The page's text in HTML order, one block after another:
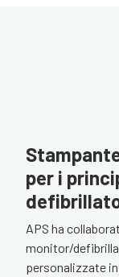
per i
APS ha
monitor/
personalizzate